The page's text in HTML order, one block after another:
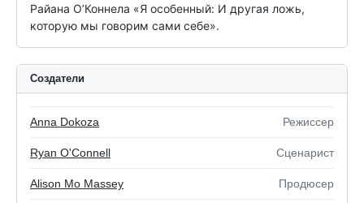
Райана О’Коннела «Я особенный: И другая ложь,
которую мы говорим сами себе».
Создатели
Anna Dokoza Режиссeр
Ryan O'Connell Сценарист
Alison Mo Massey Продюсер